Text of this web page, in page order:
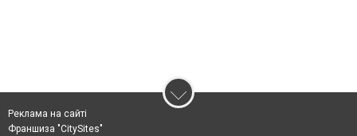
Реклама на сайті
Франшиза "CitySites"